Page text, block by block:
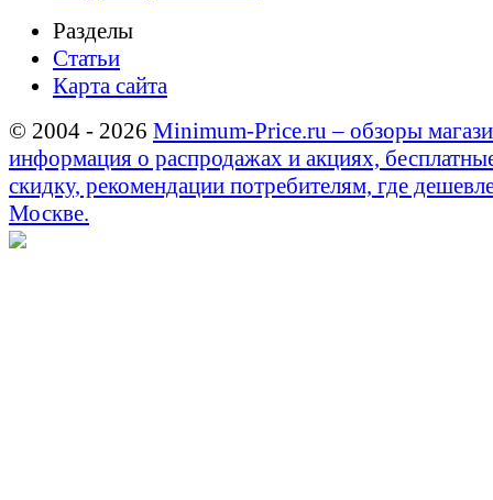
Разделы
Статьи
Карта сайта
© 2004 - 2026 Minimum-Price.ru – обзоры
информация о распродажах и акциях,
скидку, рекомендации потребителям, где
Москве.